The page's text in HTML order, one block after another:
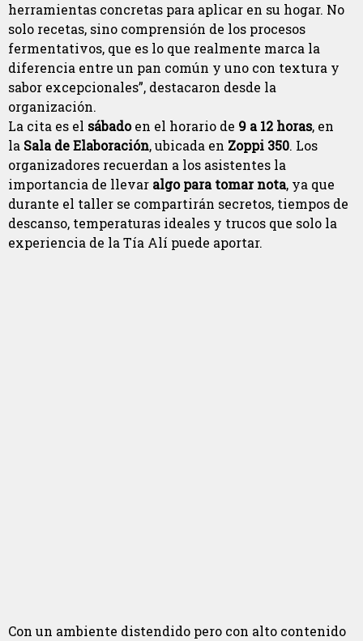
herramientas concretas para aplicar en su hogar. No
solo recetas, sino comprensión de los procesos
fermentativos, que es lo que realmente marca la
diferencia entre un pan común y uno con textura y
sabor excepcionales”, destacaron desde la
organización.
La cita es el sábadoen el horario de 9 a 12 horas, en
la Sala de Elaboración, ubicada en Zoppi 350. Los
organizadores recuerdan a los asistentes la
importancia de llevar algo para tomar nota, ya que
durante el taller se compartirán secretos, tiempos de
descanso, temperaturas ideales y trucos que solo la
experiencia de la Tía Alí puede aportar.
Con un ambiente distendido pero con alto contenido